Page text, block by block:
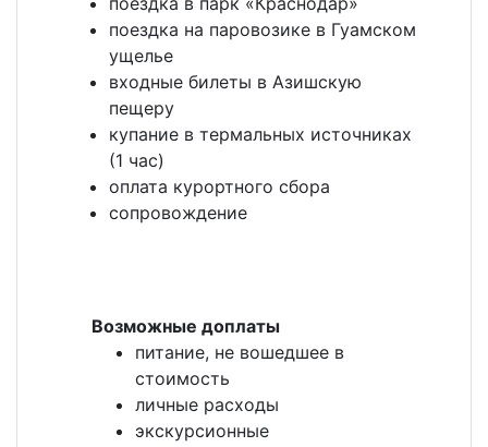
поездка на паровозике в Гуамском
ущелье
входные билеты в Азишскую
пещеру
купание в термальных источниках
(1 час)
оплата курортного сбора
сопровождение
Возможные доплаты
питание, не вошедшее в
стоимость
личные расходы
экскурсионные